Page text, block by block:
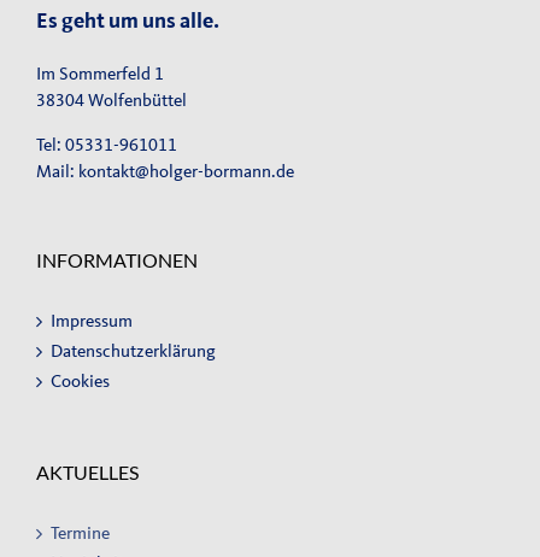
Es geht um uns alle.
Im Sommerfeld 1
38304 Wolfenbüttel
Tel: 05331-961011
Mail: kontakt@holger-bormann.de
INFORMATIONEN
Impressum
Datenschutzerklärung
Cookies
AKTUELLES
Termine